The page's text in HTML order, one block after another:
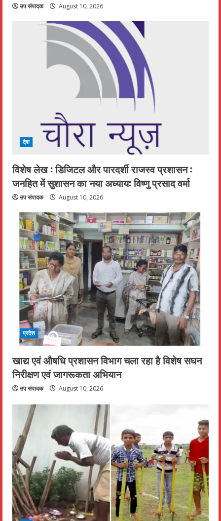
उप संपादक August 10, 2026
देश
विशेष लेख : डिजिटल और पारदर्शी राजस्व प्रशासन :
जनहित में सुशासन का नया अध्याय: विष्णु प्रसाद वर्मा
उप संपादक August 10, 2026
प्रदेश
खाद्य एवं औषधि प्रशासन विभाग चला रहा है विशेष सघन
निरीक्षण एवं जागरूकता अभियान
उप संपादक August 10, 2026